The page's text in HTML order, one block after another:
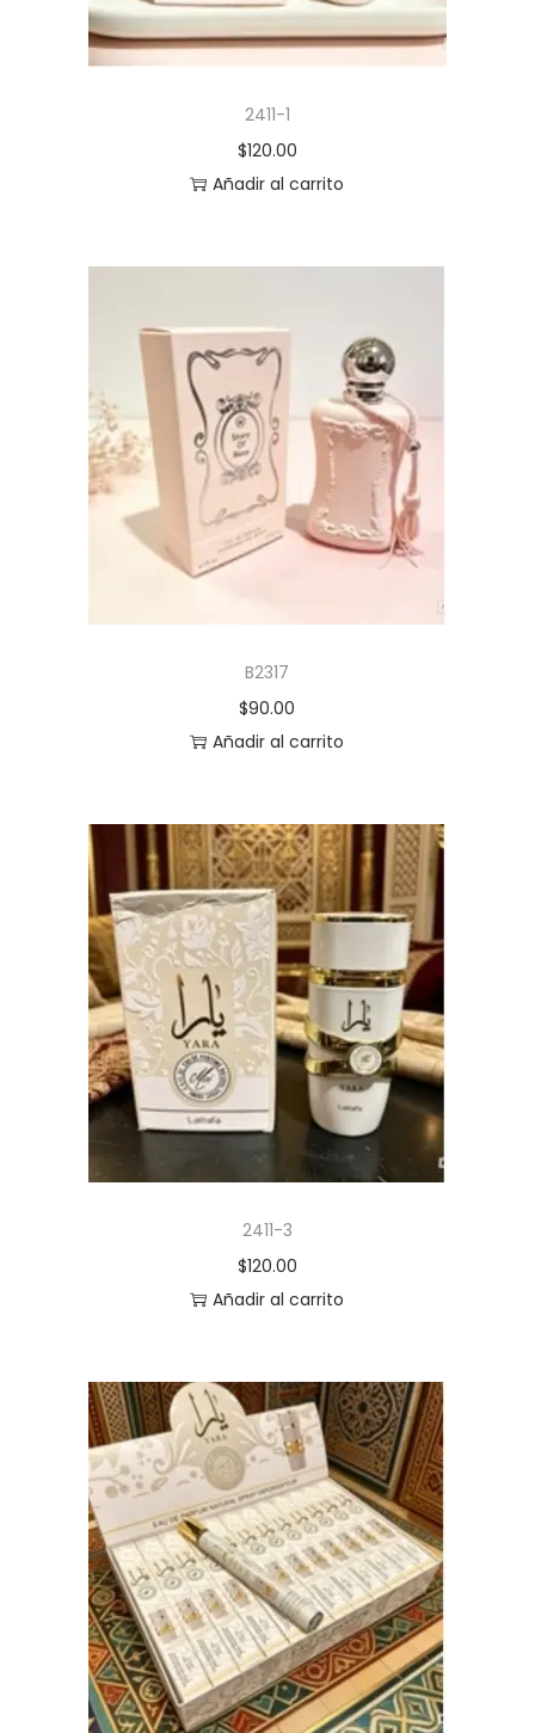
2411-1
$120.00
Añadir al carrito
B2317
$90.00
Añadir al carrito
2411-3
$120.00
Añadir al carrito